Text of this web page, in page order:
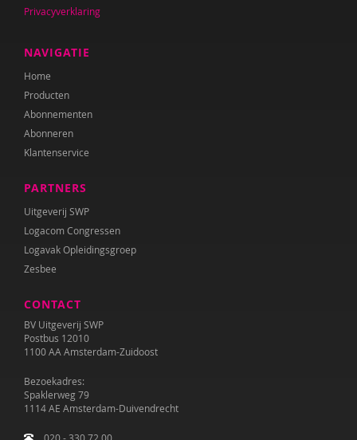
Privacyverklaring
NAVIGATIE
Home
Producten
Abonnementen
Abonneren
Klantenservice
PARTNERS
Uitgeverij SWP
Logacom Congressen
Logavak Opleidingsgroep
Zesbee
CONTACT
BV Uitgeverij SWP
Postbus 12010
1100 AA Amsterdam-Zuidoost
Bezoekadres:
Spaklerweg 79
1114 AE Amsterdam-Duivendrecht